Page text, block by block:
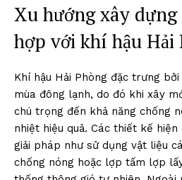
Xu hướng xây
hợp với khí hậu Hải
Khí hậu Hải Phòng đặc trưng
mùa đông lạnh, do đó khi xây
chú trọng đến khả năng chống
nhiệt hiệu quả. Các thiết kế
giải pháp như sử dụng vật liệu
chống nóng hoặc lợp tấm lợp